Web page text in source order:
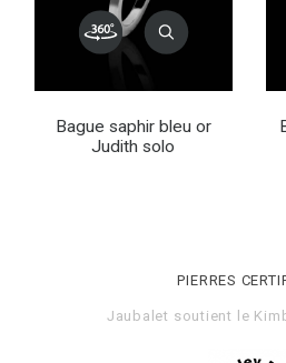
Bague saphir bleu or
Judith solo
PIERRES
Jaubalet soutient le